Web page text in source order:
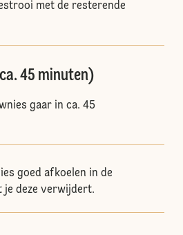
met de resterende
45 minuten)
gaar in ca. 45
goed afkoelen in de
deze verwijdert.